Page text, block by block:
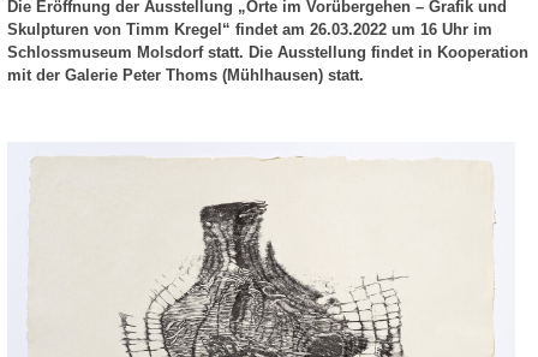
Die Eröffnung der Ausstellung „Orte im Vorübergehen – Grafik und
Skulpturen von Timm Kregel“ findet am 26.03.2022 um 16 Uhr im
Schlossmuseum Molsdorf statt. Die Ausstellung findet in Kooperation
mit der Galerie Peter Thoms (Mühlhausen) statt.